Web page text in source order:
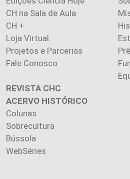
CH na Sala de Aula
CH +
Loja Virtual
Projetos e Parcerias
Fale Conosco
REVISTA CHC
ACERVO HISTÓRICO
Colunas
Sobrecultura
Bússola
WebSéries